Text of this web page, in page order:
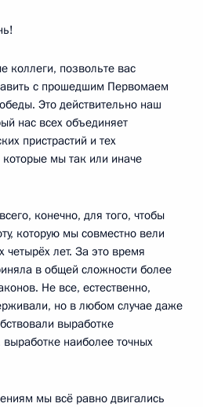
коллеги, позвольте вас
с прошедшим Первомаем
Это действительно наш
нас всех объединяет
пристрастий и тех
которые мы так или иначе
конечно, для того, чтобы
которую мы совместно вели
четырёх лет. За это время
в общей сложности более
Не все, естественно,
но в любом случае даже
выработке
выработке наиболее точных
мы всё равно двигались